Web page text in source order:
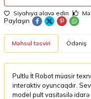
Siyahıya əlavə edin
Paylaşın
Məhsul təsviri Ödəniş
Pultlu İt Robot müasir
interaktiv oyuncaqdır.
model pult vasitəsilə